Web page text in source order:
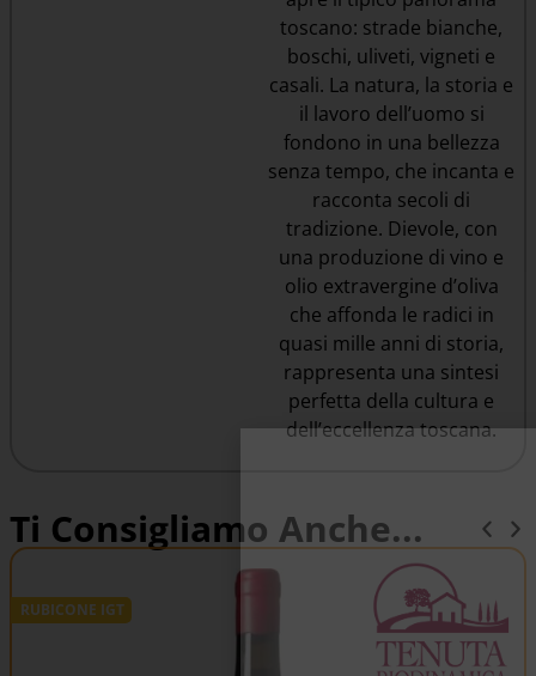
toscano: strade bianche,
boschi, uliveti, vigneti e
casali. La natura, la storia e
il lavoro dell’uomo si
fondono in una bellezza
senza tempo, che incanta e
racconta secoli di
tradizione. Dievole, con
una produzione di vino e
olio extravergine d’oliva
che affonda le radici in
quasi mille anni di storia,
rappresenta una sintesi
perfetta della cultura e
dell’eccellenza toscana.
Ti Consigliamo Anche...
RUBICONE IGT